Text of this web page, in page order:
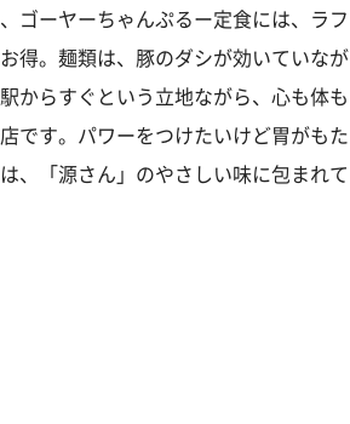
ゴーヤーちゃんぷるー定食には、ラフ
得。麺類は、豚のダシが効いていなが
からすぐという立地ながら、心も体も
です。パワーをつけたいけど胃がもた
、「源さん」のやさしい味に包まれて